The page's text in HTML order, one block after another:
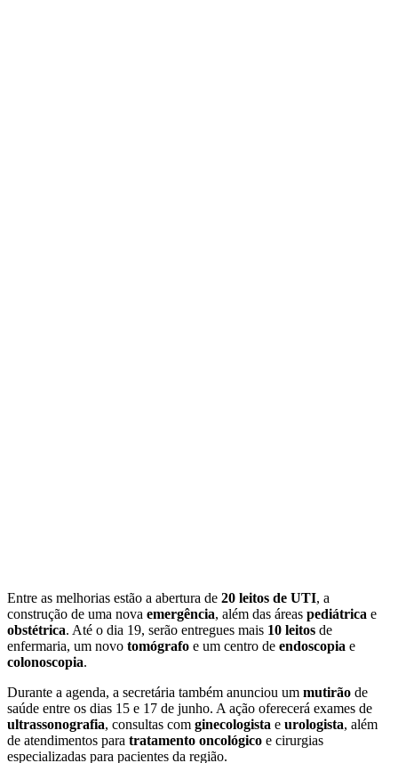
Entre as melhorias estão a abertura de 20 leitos de UTI, a
construção de uma nova emergência, além das áreas pediátrica e
obstétrica. Até o dia 19, serão entregues mais 10 leitos de
enfermaria, um novo tomógrafo e um centro de endoscopia e
colonoscopia.
Durante a agenda, a secretária também anunciou um mutirão de
saúde entre os dias 15 e 17 de junho. A ação oferecerá exames de
ultrassonografia, consultas com ginecologista e urologista, além
de atendimentos para tratamento oncológico e cirurgias
especializadas para pacientes da região.